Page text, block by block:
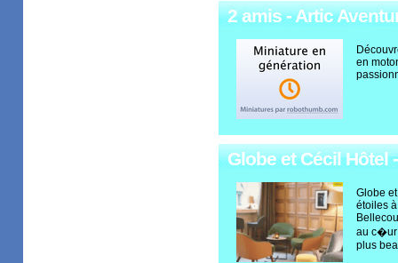
2 amis - Artic
en
Globe et Cécil Hôtel
Globe
étoiles
au c�ur
plus